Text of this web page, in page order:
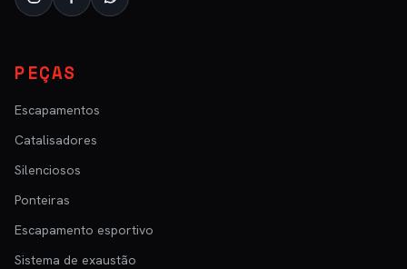
PEÇAS
Escapamentos
Catalisadores
Silenciosos
Ponteiras
Escapamento esportivo
Sistema de exaustão